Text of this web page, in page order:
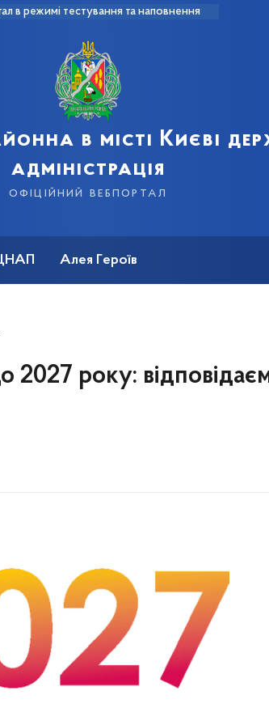
в режимі тестування та наповнення
в місті Києві
адміністрація
офіційний вебпортал
Алея Героїв
2027 року: